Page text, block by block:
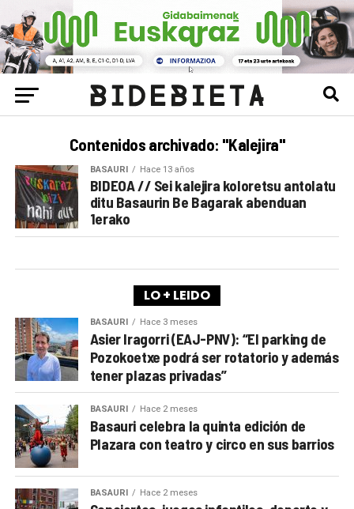
Contenidos archivado: "Kalejira"
BASAURI Hace 13 años
BIDEOA // Sei kalejira koloretsu antolatu
ditu Basaurin Be Bagarak abenduan
1erako
LO + LEIDO
BASAURI Hace 3 meses
Asier Iragorri (EAJ-PNV): “El parking de
Pozokoetxe podrá ser rotatorio y además
tener plazas privadas”
BASAURI Hace 2 meses
Basauri celebra la quinta edición de
Plazara con teatro y circo en sus barrios
BASAURI Hace 2 meses